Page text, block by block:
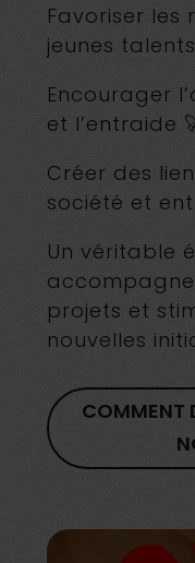
Favoriser les
jeunes
Encourager
et l’entraide
Créer des
société et
Un véritable
projets et
nouvelles
COMMENT